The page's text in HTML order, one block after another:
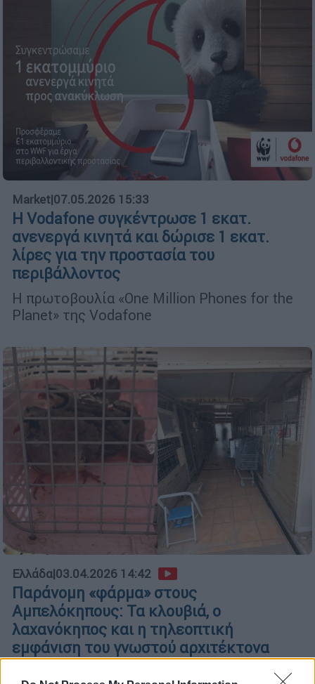
Market|07.05.2026 15:33
Η Vodafone συγκέντρωσε 1 εκατ.
ανενεργά κινητά και δώρισε 1 εκατ.
λίρες για την προστασία του
περιβάλλοντος
Η πρωτοβουλία «One Million Phones for the
Planet» της Vodafone
Ελλάδα|03.04.2026 14:42
Παράνομη «φάρμα» στους
Αμπελόκηπους: Τα κλουβιά, ο
λαχανόκηπος και η τηλεοπτική
εμφάνιση του γνωστού αρχιτέκτονα